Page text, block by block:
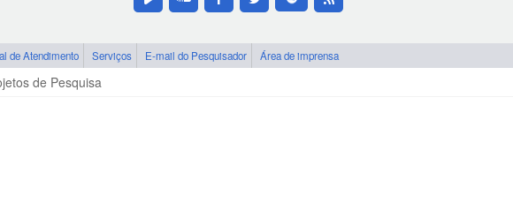
de Atendimento Serviços E-mail do Pesquisador Área de imprensa
de Pesquisa